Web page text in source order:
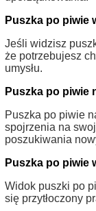
Puszka po piwie
Jeśli widzisz
że potrzebujesz
umysłu.
Puszka po piwie
Puszka po piwie
spojrzenia na
poszukiwania
Puszka po piwie
Widok puszki po
się przytłoczony